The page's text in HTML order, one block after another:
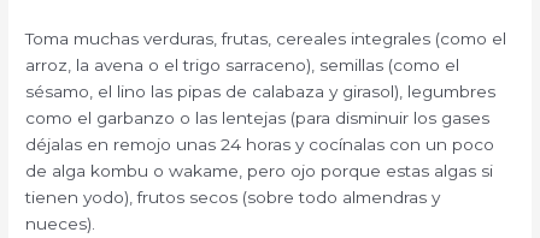
Toma muchas verduras, frutas, cereales integrales (como el
arroz, la avena o el trigo sarraceno), semillas (como el
sésamo, el lino las pipas de calabaza y girasol), legumbres
como el garbanzo o las lentejas (para disminuir los gases
déjalas en remojo unas 24 horas y cocínalas con un poco
de alga kombu o wakame, pero ojo porque estas algas si
tienen yodo), frutos secos (sobre todo almendras y
nueces).